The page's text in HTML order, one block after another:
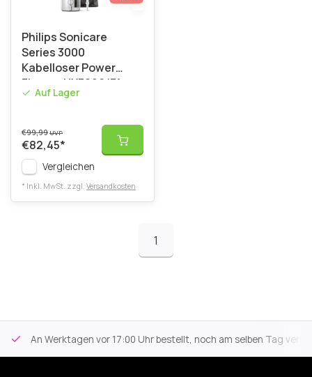
Philips Sonicare
Series 3000
Kabelloser Power
Flosser HX3826/31 -
WeißAuf Lager
€99,99UVP
€82,45*
Vergleichen
* Inkl. MwSt. zzgl. Versandkosten
1
An Werktagen vor 17:00 Uhr bestellt, noch am selben Tag